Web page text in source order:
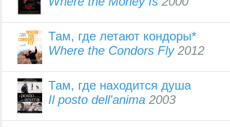
Там, где летают кондоры*
Where the Condors Fly2012
Там, где находится душа
Il posto dell'anima 2003